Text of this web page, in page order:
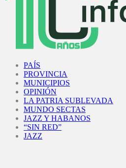
PAÍS
PROVINCIA
MUNICIPIOS
OPINIÓN
LA PATRIA SUBLEVADA
MUNDO SECTAS
JAZZ Y HABANOS
“SIN RED”
JAZZ